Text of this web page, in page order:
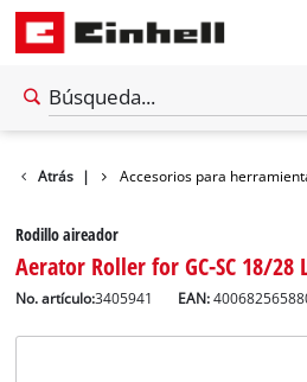
Atrás |
Accesorios Accesorios para
Rodillo aireador
Aerator Roller for GC-SC 18/28
No. artículo:3405941 EAN: